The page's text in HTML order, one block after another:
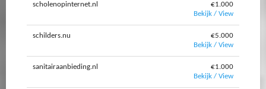
scholenopinternet.nl
€1.000
Bekijk / View
schilders.nu
€5.000
Bekijk / View
sanitairaanbieding.nl
€1.000
Bekijk / View